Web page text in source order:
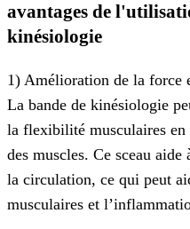
avantages de
kinésiologie
1) Amélioration de la force
La bande de kinésiologie
la flexibilité musculaires
des muscles. Ce sceau
la circulation, ce qui peut
musculaires et